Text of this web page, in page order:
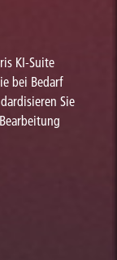
KI-Suite
bei Bedarf
Sie